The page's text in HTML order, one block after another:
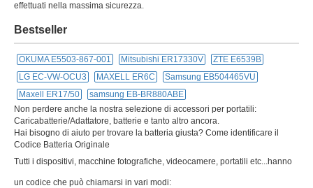
effettuati nella massima sicurezza.
Bestseller
OKUMA E5503-867-001 Mitsubishi ER17330V
ZTE E6539B
LG EC-VW-OCU3
MAXELL ER6C
Samsung EB504465VU
Maxell ER17/50
samsung EB-BR880ABE
Non perdere anche la nostra selezione di accessori per portatili:
Caricabatterie/Adattatore, batterie e tanto altro ancora.
Hai bisogno di aiuto per trovare la batteria giusta? Come identificare il
Codice Batteria Originale
Tutti i dispositivi, macchine fotografiche, videocamere, portatili etc...hanno
un codice che può chiamarsi in vari modi: